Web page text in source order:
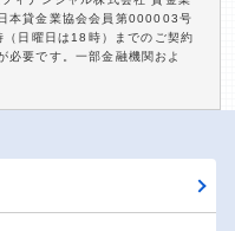
本貸金業協会会員第000003号
日曜日は18時）までのご契約
必要です。一部金融機関およ